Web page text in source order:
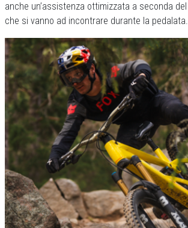
anche un’assistenza ottimizzata a seconda del
che si vanno ad incontrare durante la pedalata.